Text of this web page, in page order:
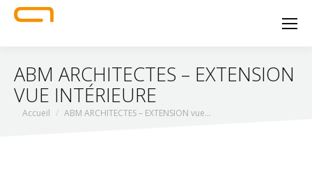
ABM ARCHITECTES – EXTENSION
VUE INTÉRIEURE
Vous êtes ici :
Accueil ABM ARCHITECTES – EXTENSION vue…